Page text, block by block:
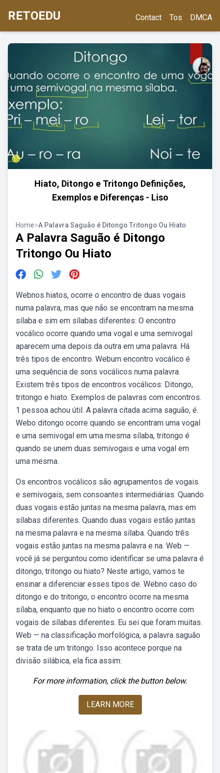
RETOEDU Contact Tos DMCA
Hiato, Ditongo e Tritongo Definições,
Exemplos e Diferenças - Liso
Home>A Palavra Saguão é Ditongo Tritongo Ou Hiato
A Palavra Saguão é Ditongo
Tritongo Ou Hiato
Webnos hiatos, ocorre o encontro de duas vogais
numa palavra, mas que não se encontram na mesma
sílaba e sim em sílabas diferentes: O encontro
vocálico ocorre quando uma vogal e uma semivogal
aparecem uma depois da outra em uma palavra. Há
três tipos de encontro. Webum encontro vocálico é
uma sequência de sons vocálicos numa palavra.
Existem três tipos de encontros vocálicos: Ditongo,
tritongo e hiato. Exemplos de palavras com encontros.
1 pessoa achou útil. A palavra citada acima saguão, é.
Webo ditongo ocorre quando se encontram uma vogal
e uma semivogal em uma mesma sílaba, tritongo é
quando se unem duas semivogais e uma vogal em
uma mesma.
Os encontros vocálicos são agrupamentos de vogais
e semivogais, sem consoantes intermediárias. Quando
duas vogais estão juntas na mesma palavra, mas em
sílabas diferentes. Quando duas vogais estão juntas
na mesma palavra e na mesma sílaba. Quando três
vogais estão juntas na mesma palavra e na. Web —
você já se perguntou como identificar se uma palavra é
ditongo, tritongo ou hiato? Neste artigo, vamos te
ensinar a diferenciar esses tipos de. Webno caso do
ditongo e do tritongo, o encontro ocorre na mesma
sílaba, enquanto que no hiato o encontro ocorre com
vogais de sílabas diferentes. Eu sei que foram muitas.
Web — na classificação morfológica, a palavra saguão
se trata de um tritongo. Isso acontece porque na
divisão silábica, ela fica assim:
For more information, click the button below.
LEARN MORE